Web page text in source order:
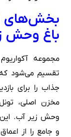
بخش‌های
باغ وحش
مجموعه
تقسیم می‌شود
جذاب را برای
وحش زیر آب.
و جامع را از